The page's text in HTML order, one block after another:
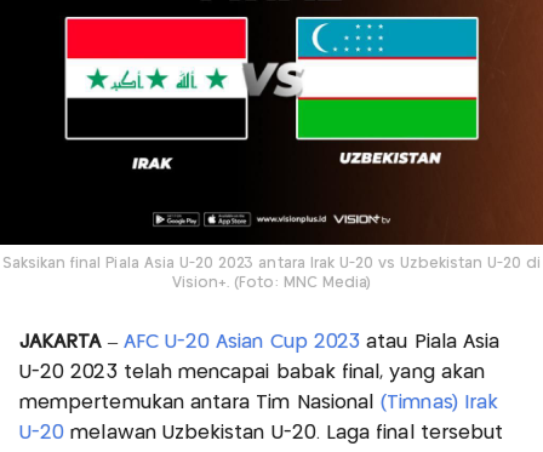
Saksikan final Piala Asia U-20 2023 antara Irak U-20 vs Uzbekistan U-20 di
Vision+. (Foto: MNC Media)
JAKARTA– AFC U-20 Asian Cup 2023 atau Piala Asia
U-20 2023 telah mencapai babak final, yang akan
mempertemukan antara Tim Nasional (Timnas) Irak
U-20 melawan Uzbekistan U-20. Laga final tersebut